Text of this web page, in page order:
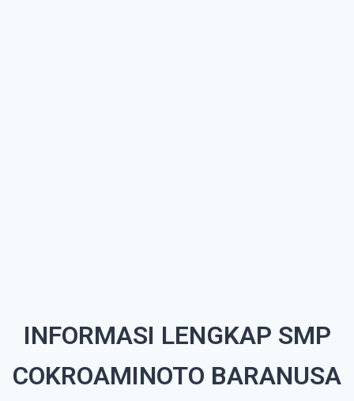
INFORMASI LENGKAP SMP
COKROAMINOTO BARANUSA